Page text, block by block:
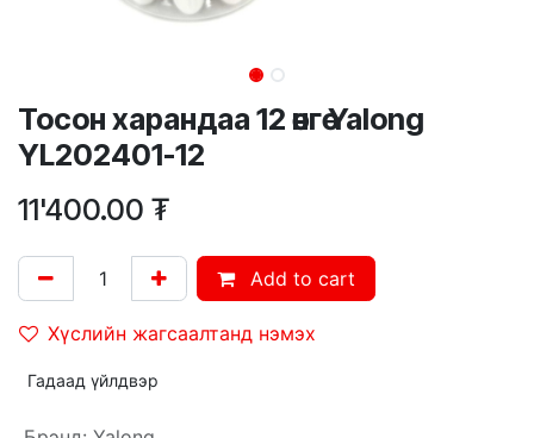
Тосон харандаа 12 өнгө Yalong
YL202401-12
11'400.00 ₮
Add to cart
Хүслийн жагсаалтанд нэмэх
Гадаад үйлдвэр